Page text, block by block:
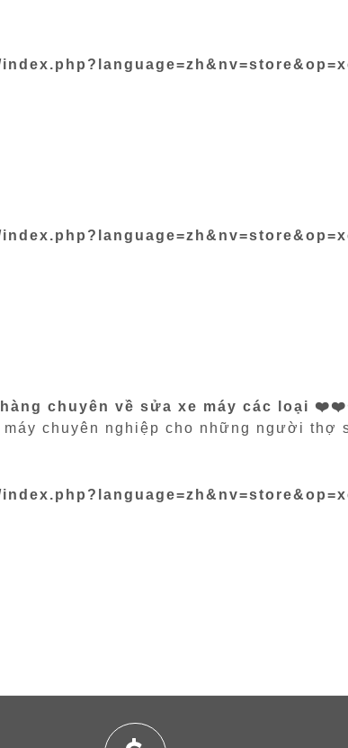
hàng chuyên về sửa xe máy các loại
máy chuyên nghiệp cho những người thợ